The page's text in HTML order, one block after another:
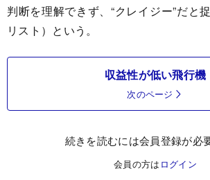
判断を理解できず、“クレイジー”だと
リスト）という。
収益性が低い飛行機
次のページ
続きを読むには会員登録が必
会員の方は ログイン